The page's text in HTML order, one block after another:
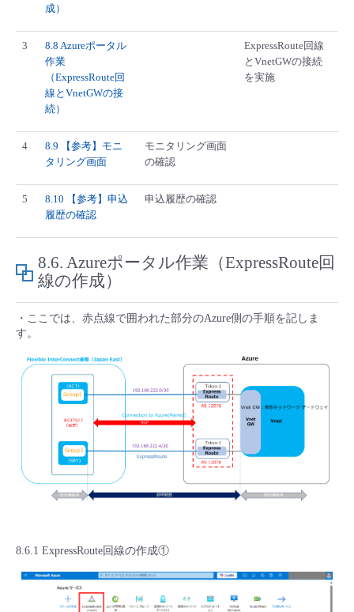
成）
3
8.8 Azureポータル
作業
（ExpressRoute回
線とVnetGWの接
続）
ExpressRoute回線
とVnetGWの接続
を実施
4
8.9 【参考】モニ
タリング画面
モニタリング画面
の確認
5
8.10 【参考】申込
履歴の確認
申込履歴の確認
8.6. Azureポータル作業（ExpressRoute回
線の作成）
・ここでは、赤点線で囲われた部分のAzure側の手順を記しま
す。
8.6.1 ExpressRoute回線の作成①